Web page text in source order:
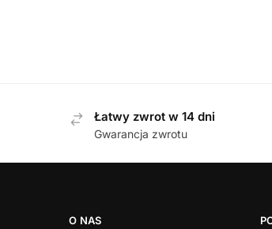
Łatwy zwrot w 14 dni
Gwarancja zwrotu
O NAS